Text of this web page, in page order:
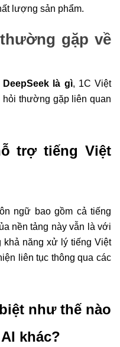
lượng sản phẩm.
gặp về
DeepSeek là gì, 1C Việt
hỏi thường gặp liên quan
trợ tiếng Việt
ngữ bao gồm cả tiếng
nền tảng này vẫn là với
khả năng xử lý tiếng Việt
liên tục thông qua các
như thế nào
khác?